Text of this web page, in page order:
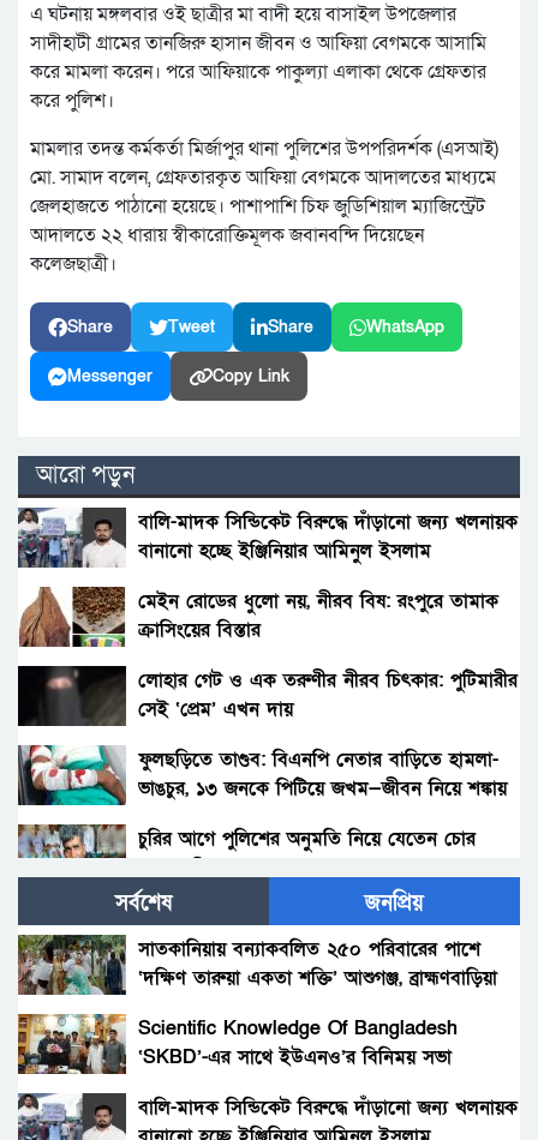
এ ঘটনায় মঙ্গলবার ওই ছাত্রীর মা বাদী হয়ে বাসাইল উপজেলার
সাদীহাটী গ্রামের তানজিরু হাসান জীবন ও আফিয়া বেগমকে আসামি
করে মামলা করেন। পরে আফিয়াকে পাকুল্যা এলাকা থেকে গ্রেফতার
করে পুলিশ।
মামলার তদন্ত কর্মকর্তা মির্জাপুর থানা পুলিশের উপপরিদর্শক (এসআই)
মো. সামাদ বলেন, গ্রেফতারকৃত আফিয়া বেগমকে আদালতের মাধ্যমে
জেলহাজতে পাঠানো হয়েছে। পাশাপাশি চিফ জুডিশিয়াল ম্যাজিস্ট্রেট
আদালতে ২২ ধারায় স্বীকারোক্তিমূলক জবানবন্দি দিয়েছেন
কলেজছাত্রী।
Share Tweet Share WhatsApp
Messenger Copy Link
আরো পড়ুন
বালি-মাদক সিন্ডিকেট বিরুদ্ধে দাঁড়ানো জন্য খলনায়ক
বানানো হচ্ছে ইঞ্জিনিয়ার আমিনুল ইসলাম
মেইন রোডের ধুলো নয়, নীরব বিষ: রংপুরে তামাক
ক্রাসিংয়ের বিস্তার
লোহার গেট ও এক তরুণীর নীরব চিৎকার: পুটিমারীর
সেই ‘প্রেম’ এখন দায়
ফুলছড়িতে তাণ্ডব: বিএনপি নেতার বাড়িতে হামলা-
ভাঙচুর, ১৩ জনকে পিটিয়ে জখম—জীবন নিয়ে শঙ্কায়
চুরির আগে পুলিশের অনুমতি নিয়ে যেতেন চোর
পলাশবাড়ীতে থানায় ঢুকে ওসিসহ পুলিশ সদস্যদের
মারধর, যুব জামায়াত নেতাকর্মীর বিরুদ্ধে মামলা :
গ্রেফতার ১জন।
সতর্কবার্তা
যুবক গ্রেপ্তার।
সর্বশেষ জনপ্রিয়
সাতকানিয়ায় বন্যাকবলিত ২৫০ পরিবারের পাশে
‘দক্ষিণ তারুয়া একতা শক্তি’ আশুগঞ্জ, ব্রাহ্মণবাড়িয়া
Scientific Knowledge Of Bangladesh
‘SKBD’-এর সাথে ইউএনও’র বিনিময় সভা
বালি-মাদক সিন্ডিকেট বিরুদ্ধে দাঁড়ানো জন্য খলনায়ক